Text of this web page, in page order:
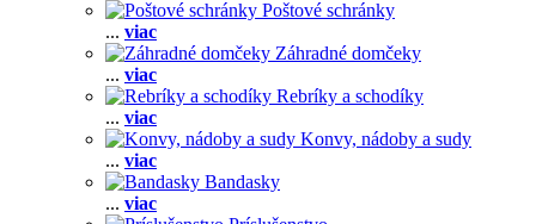
Poštové schránky
... viac
Záhradné domčeky
... viac
Rebríky a schodíky
... viac
Konvy, nádoby a sudy
... viac
Bandasky
... viac